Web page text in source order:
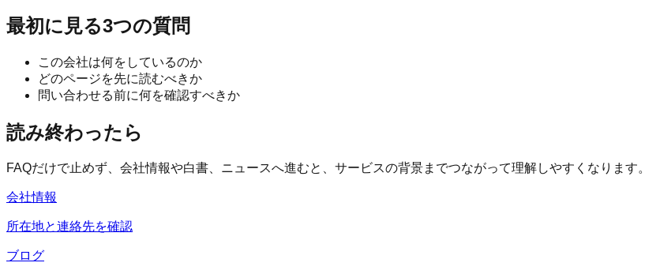
最初に見る3つの質問
この会社は何をしているのか
どのページを先に読むべきか
問い合わせる前に何を確認すべきか
読み終わったら
FAQだけで止めず、会社情報や白書、ニュースへ進むと、サービスの背景までつながって理解しやすくなります。
会社情報
所在地と連絡先を確認
ブログ